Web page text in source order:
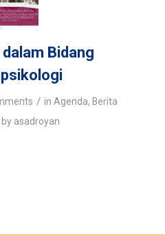
Bidang
/ in Agenda, Berita
by asadroyan